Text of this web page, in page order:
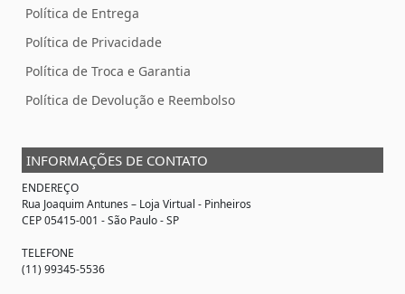
Política de Entrega
Política de Privacidade
Política de Troca e Garantia
Política de Devolução e Reembolso
INFORMAÇÕES DE CONTATO
ENDEREÇO
Rua Joaquim Antunes – Loja Virtual - Pinheiros
CEP 05415-001 - São Paulo - SP
TELEFONE
(11) 99345-5536